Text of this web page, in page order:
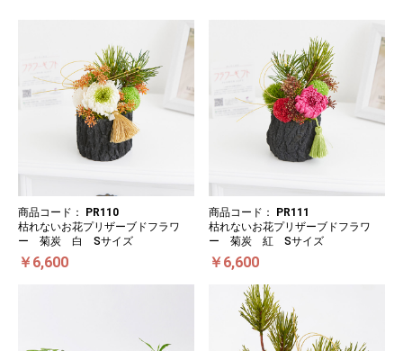
商品コード：
PR110
枯れないお花プリザーブドフラワ
ー 菊炭 白 Sサイズ
￥6,600
商品コード：
PR111
枯れないお花プリザーブドフラワ
ー 菊炭 紅 Sサイズ
￥6,600